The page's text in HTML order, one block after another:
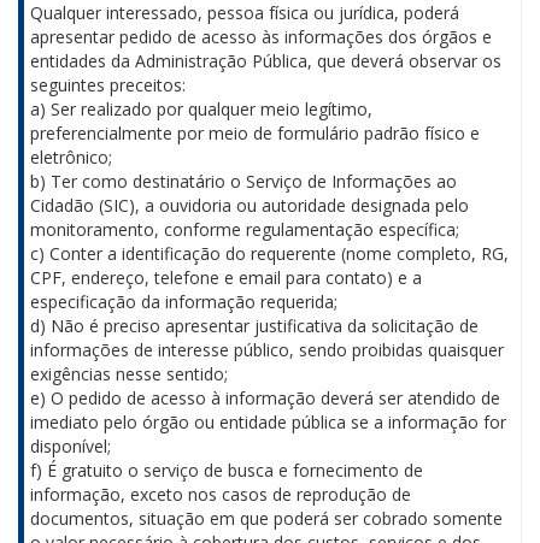
Qualquer interessado, pessoa física ou jurídica, poderá
apresentar pedido de acesso às informações dos órgãos e
entidades da Administração Pública, que deverá observar os
seguintes preceitos:
a) Ser realizado por qualquer meio legítimo,
preferencialmente por meio de formulário padrão físico e
eletrônico;
b) Ter como destinatário o Serviço de Informações ao
Cidadão (SIC), a ouvidoria ou autoridade designada pelo
monitoramento, conforme regulamentação específica;
c) Conter a identificação do requerente (nome completo, RG,
CPF, endereço, telefone e email para contato) e a
especificação da informação requerida;
d) Não é preciso apresentar justificativa da solicitação de
informações de interesse público, sendo proibidas quaisquer
exigências nesse sentido;
e) O pedido de acesso à informação deverá ser atendido de
imediato pelo órgão ou entidade pública se a informação for
disponível;
f) É gratuito o serviço de busca e fornecimento de
informação, exceto nos casos de reprodução de
documentos, situação em que poderá ser cobrado somente